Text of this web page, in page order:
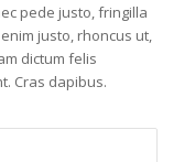
pede justo, fringilla
justo, rhoncus ut,
dictum felis
Cras dapibus.